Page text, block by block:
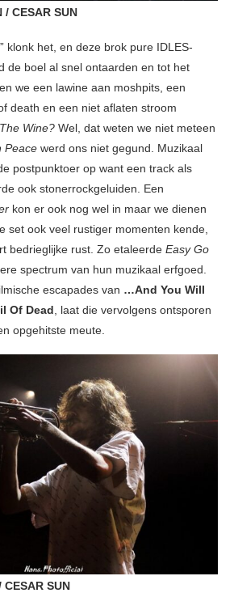
/ CESAR SUN
klonk het, en deze brok pure IDLES-
de boel al snel ontaarden en tot het
we een lawine aan moshpits, een
death en een niet aflaten stroom
Wine? Wel, dat weten we niet meteen
Peace werd ons niet gegund. Muzikaal
postpunktoer op want een track als
ook stonerrockgeluiden. Een
kon er ook nog wel in maar we dienen
set ook veel rustiger momenten kende,
bedrieglijke rust. Zo etaleerde Easy Go
spectrum van hun muzikaal erfgoed.
escapades van …And You Will
Of Dead , laat die vervolgens ontsporen
opgehitste meute.
CESAR SUN